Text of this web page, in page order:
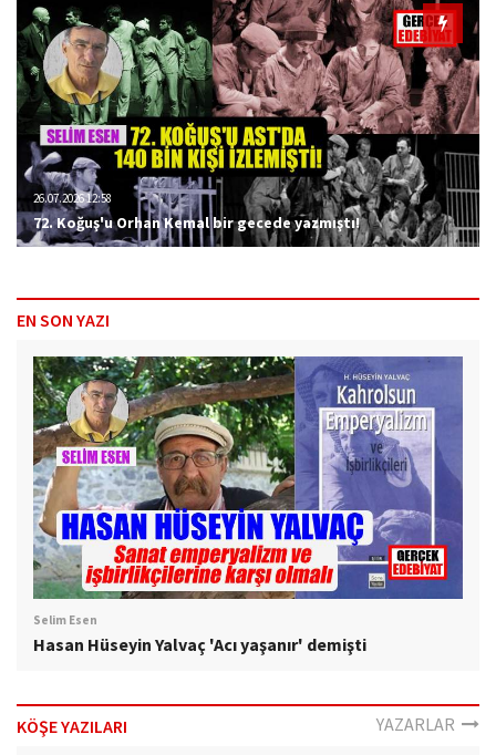
26.07.2026 12:58
72. Koğuş'u Orhan Kemal bir gecede yazmıştı!
EN SON YAZI
Selim Esen
Hasan Hüseyin Yalvaç 'Acı yaşanır' demişti
KÖŞE YAZILARI YAZARLAR